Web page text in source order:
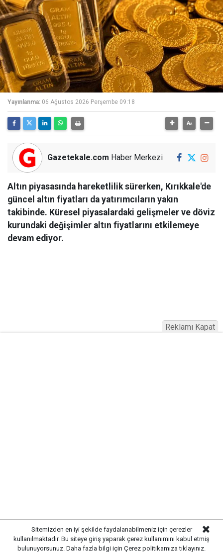
Yayınlanma: 06 Ağustos 2026 Perşembe 09:18
Gazetekale.com Haber Merkezi
Altın piyasasında hareketlilik sürerken, Kırıkkale'de
güncel altın fiyatları da yatırımcıların yakın
takibinde. Küresel piyasalardaki gelişmeler ve döviz
kurundaki değişimler altın fiyatlarını etkilemeye
devam ediyor.
TAKİP EDİLİYOR
Kırıkkale Kuyumcular Derneğitarafından paylaşılan
son verilere göre, özellikle gram altın ve çeyrek altın
Sitemizden en iyi şekilde faydalanabilmeniz için çerezler
kullanılmaktadır. Bu siteye giriş yaparak çerez kullanımını kabul etmiş
bulunuyorsunuz. Daha fazla bilgi için Çerez politikamıza tıklayınız.
Reklamı Kapat